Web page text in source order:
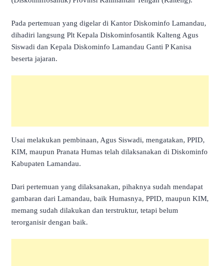
Pada pertemuan yang digelar di Kantor Diskominfo Lamandau,
dihadiri langsung Plt Kepala Diskominfosantik Kalteng Agus
Siswadi dan Kepala Diskominfo Lamandau Ganti P Kanisa
beserta jajaran.
Usai melakukan pembinaan, Agus Siswadi, mengatakan, PPID,
KIM, maupun Pranata Humas telah dilaksanakan di Diskominfo
Kabupaten Lamandau.
Dari pertemuan yang dilaksanakan, pihaknya sudah mendapat
gambaran dari Lamandau, baik Humasnya, PPID, maupun KIM,
memang sudah dilakukan dan terstruktur, tetapi belum
terorganisir dengan baik.